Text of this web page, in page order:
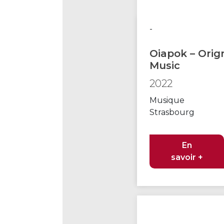
-
Oiapok –
Music
2022
Musique
Strasbourg
En
savoir +